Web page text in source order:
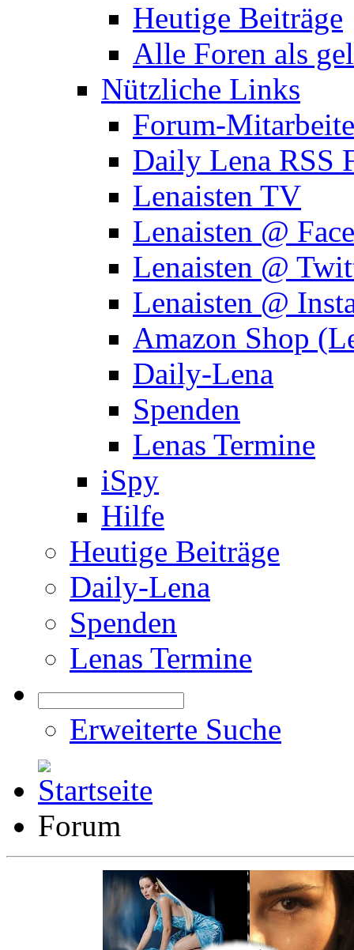
Heutige Beiträge
Alle Foren als
Nützliche Links
Forum-
Daily Lena RSS
Lenaisten TV
Lenaisten @
Lenaisten @
Lenaisten @
Amazon Shop
Daily-Lena
Spenden
Lenas Termine
iSpy
Hilfe
Heutige Beiträge
Daily-Lena
Spenden
Lenas Termine
Erweiterte Suche
Forum